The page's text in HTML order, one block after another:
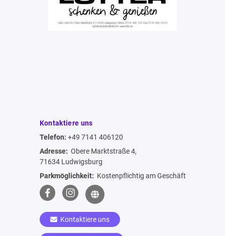
Kontaktiere uns
Telefon: +49 7141 406120
Adresse: Obere Marktstraße 4,
71634 Ludwigsburg
Parkmöglichkeit: Kostenpflichtig am Geschäft
Kontaktiere uns